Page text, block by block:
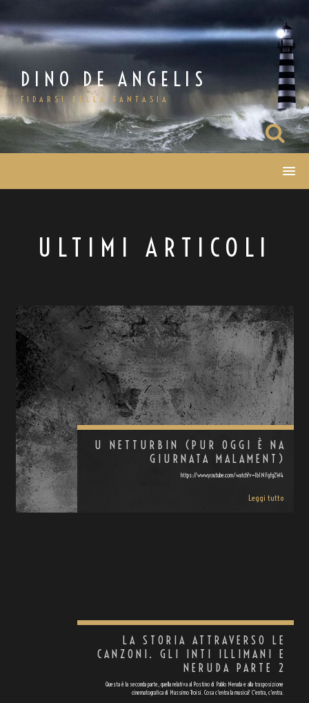
al
contenuto
DINO DE ANGELIS
FIDARSI DELLA FANTASIA
ULTIMI ARTICOLI
U NETTURBIN (PUR OGGI È NA
GIURNATA MALAMENT)
https://www.youtube.com/watch?v=Ib1NFgfgZW4
Leggi tutto
LA STORIA ATTRAVERSO LE
CANZONI. GLI INTI ILLIMANI E
NERUDA PARTE 2
Questa è la seconda parte, quella relativa al Postino di Pablo Neruda e alla trasposizione
cinematografica di Massimo Troisi. Cosa c'entra la musica? C'entra, c'entra.